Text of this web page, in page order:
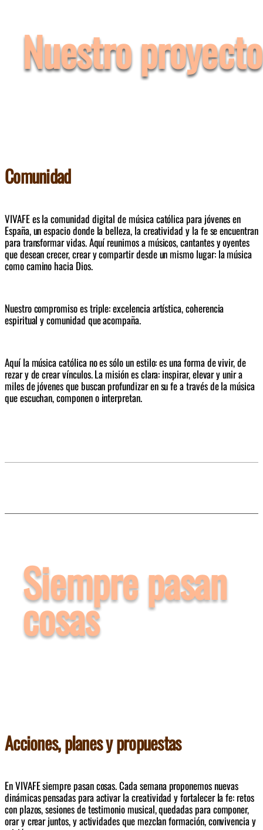
Nuestro proyecto
Comunidad
VIVAFE es la comunidad digital de música católica para jóvenes en
España, un espacio donde la belleza, la creatividad y la fe se encuentran
para transformar vidas. Aquí reunimos a músicos, cantantes y oyentes
que desean crecer, crear y compartir desde un mismo lugar: la música
como camino hacia Dios.
Nuestro compromiso es triple: excelencia artística, coherencia
espiritual y comunidad que acompaña.
Aquí la música católica no es sólo un estilo: es una forma de vivir, de
rezar y de crear vínculos. La misión es clara: inspirar, elevar y unir a
miles de jóvenes que buscan profundizar en su fe a través de la música
que escuchan, componen o interpretan.
Siempre pasan
cosas
Acciones, planes y propuestas
En VIVAFE siempre pasan cosas. Cada semana proponemos nuevas
dinámicas pensadas para activar la creatividad y fortalecer la fe: retos
con plazos, sesiones de testimonio musical, quedadas para componer,
orar y crear juntos, y actividades que mezclan formación, convivencia y